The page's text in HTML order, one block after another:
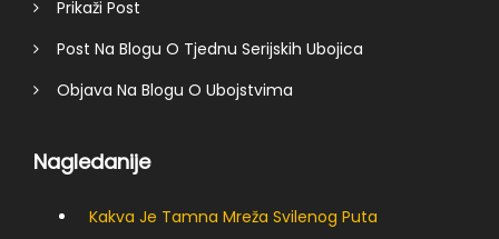
Prikaži Post
Post Na Blogu O Tjednu Serijskih Ubojica
Objava Na Blogu O Ubojstvima
Nagledanije
Kakva Je Tamna Mreža Svilenog Puta